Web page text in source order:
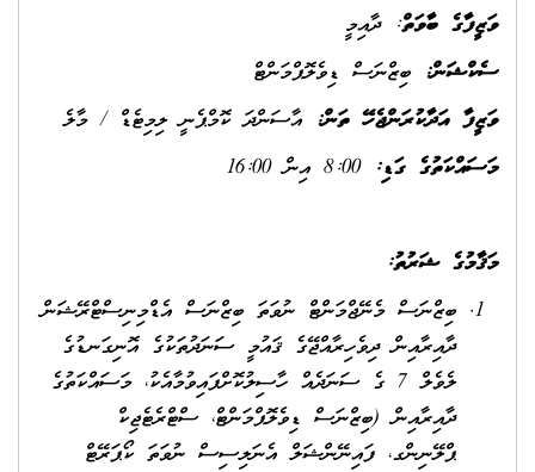
ވަޒީފާގެ ބާވަތް: ދާއިމީ
ސެކްޝަން:ބިޒްނަސް ޑިވެލޮޕްމަންޓް
ވަޒީފާ އަދާކުރަންޖެހޭ ތަން: އާސަންދަ ކޮމްޕެނީ ލިމިޓެޑް / މާލެ
މަސައްކަތުގެ ގަޑި: 8:00 އިން 16:00
މަޤާމުގެ ޝަރުތު:
ބިޒްނަސް މެނޭޖްމަންޓް ނުވަތަ ބިޒްނަސް އެޑްމިނިސްޓްރޭޝަން
ދާއިރާއިން ދިވެހިރާއްޖޭގެ ޤައުމީ ސަނަދުތަކުގެ އޮނިގަނޑުގެ
ލެވެލް 7 ގެ ސަނަދެއް ހާސިލުކޮށްފައިވުމާއެކު، މަސައްކަތުގެ
ދާއިރާއިން (ބިޒްނަސް ޑިވެލޮޕްމަންޓް، ސްޓްރެޓެޖިކް
ޕްލޭނިންގ، ފައިނޭންޝަލް އެނަލިސިސް ނުވަތަ ކޯޕަރޭޓް